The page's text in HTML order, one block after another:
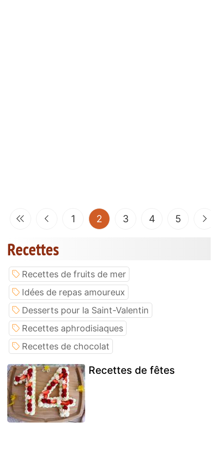
1 2 (current)
3 4 5
Recettes
Recettes de fruits de mer
Idées de repas amoureux
Desserts pour la Saint-Valentin
Recettes aphrodisiaques
Recettes de chocolat
Recettes de fêtes